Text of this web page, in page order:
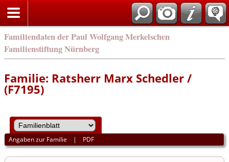
Familiendaten der Paul Wolfgang Merkelschen
Familienstiftung Nürnberg
Familie: Ratsherr Marx Schedler /
(F7195)
Angaben zur Familie | PDF